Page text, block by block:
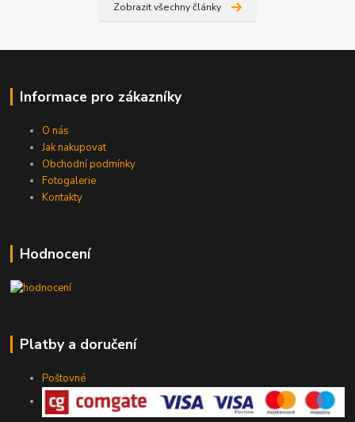
Zobrazit všechny články
Informace pro zákazníky
O nás
Jak nakupovat
Obchodní podmínky
Fotogalerie
Kontakty
Hodnocení
Platby a doručení
Poštovné